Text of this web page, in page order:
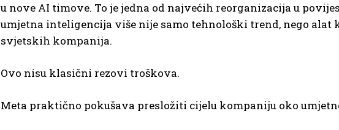
u nove AI timove. To je jedna od najvećih reorganizacija u
umjetna inteligencija više nije samo tehnološki trend, nego
svjetskih kompanija.
Ovo nisu klasični rezovi troškova.
Meta praktično pokušava presložiti cijelu kompaniju oko